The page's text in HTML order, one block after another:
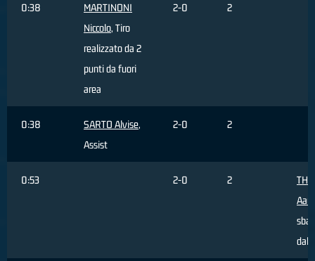
0:38
MARTINONI
Niccolo, Tiro
realizzato da 2
punti da fuori
area
2-0 2
0:38 SARTO Alvise,
Assist
2-0 2
0:53 2-0 2